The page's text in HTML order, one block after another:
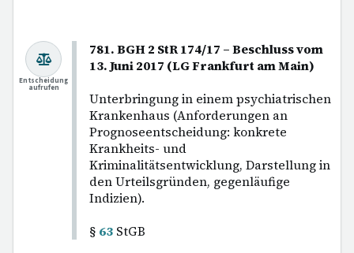
781. BGH 2 StR 174/17 – Beschluss vom
13. Juni 2017 (LG Frankfurt am Main)
Unterbringung in einem psychiatrischen
Krankenhaus (Anforderungen an
Prognoseentscheidung: konkrete
Krankheits- und
Kriminalitätsentwicklung, Darstellung in
den Urteilsgründen, gegenläufige
Indizien).
§ 63 StGB
Entscheidung
aufrufen